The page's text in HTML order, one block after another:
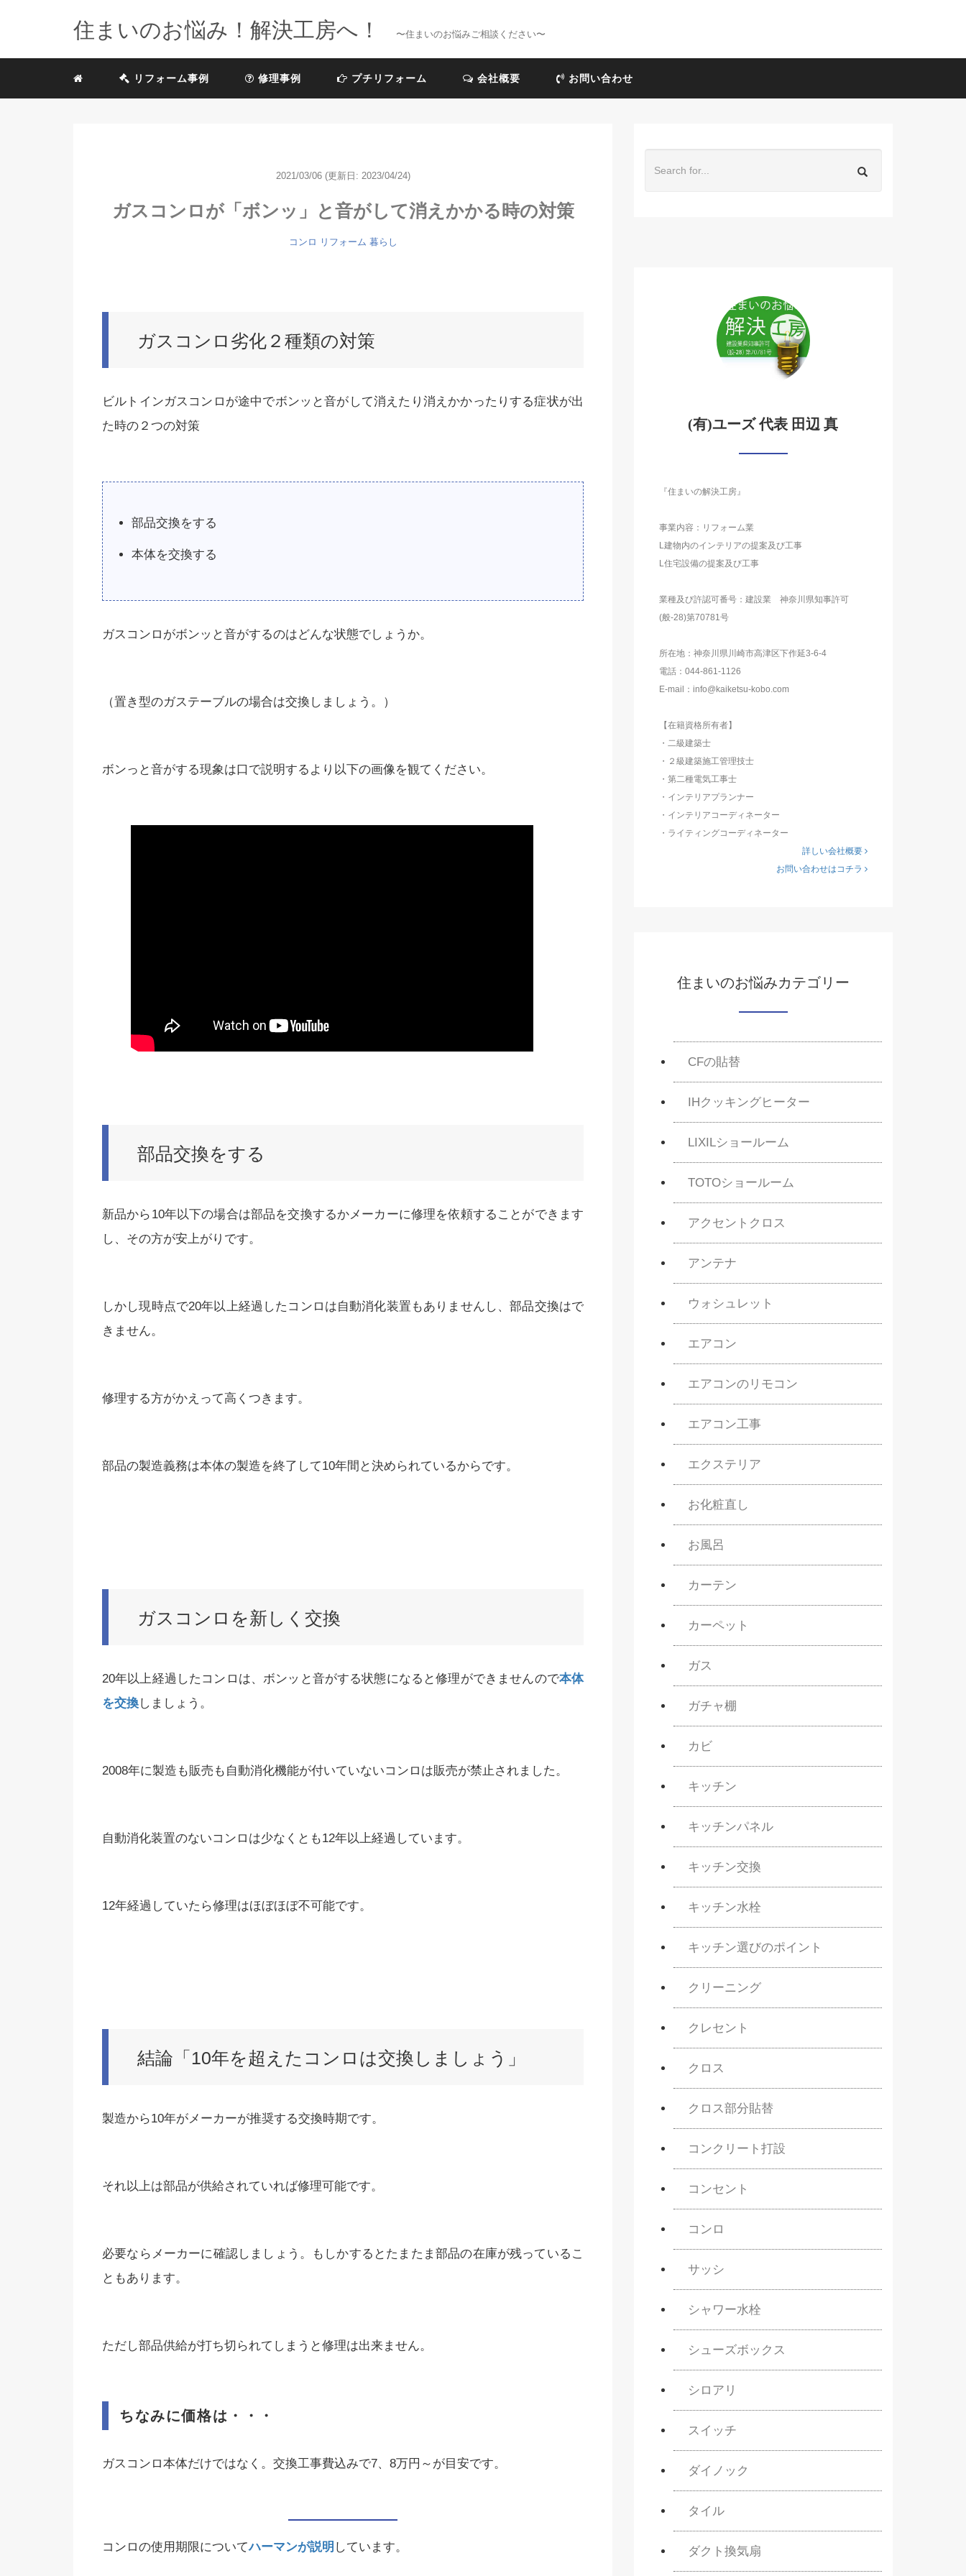
住まいのお悩み！解決工房へ！ 〜住まいのお悩みご相談ください〜
リフォーム事例 修理事例 プチリフォーム 会社概要 お問い合わせ
2021/03/06 (更新日: 2023/04/24)
ガスコンロが「ボンッ」と音がして消えかかる時の対策
コンロ リフォーム 暮らし
ガスコンロ劣化２種類の対策
ビルトインガスコンロが途中でボンッと音がして消えたり消えかかったりする症状が出
た時の２つの対策
部品交換をする
本体を交換する
ガスコンロがボンッと音がするのはどんな状態でしょうか。
（置き型のガステーブルの場合は交換しましょう。）
ボンっと音がする現象は口で説明するより以下の画像を観てください。
部品交換をする
新品から10年以下の場合は部品を交換するかメーカーに修理を依頼することができます
し、その方が安上がりです。
しかし現時点で20年以上経過したコンロは自動消化装置もありませんし、部品交換はで
きません。
修理する方がかえって高くつきます。
部品の製造義務は本体の製造を終了して10年間と決められているからです。
ガスコンロを新しく交換
20年以上経過したコンロは、ボンッと音がする状態になると修理ができませんので本体
を交換しましょう。
2008年に製造も販売も自動消化機能が付いていないコンロは販売が禁止されました。
自動消化装置のないコンロは少なくとも12年以上経過しています。
12年経過していたら修理はほぼほぼ不可能です。
結論「10年を超えたコンロは交換しましょう」
製造から10年がメーカーが推奨する交換時期です。
それ以上は部品が供給されていれば修理可能です。
必要ならメーカーに確認しましょう。もしかするとたまたま部品の在庫が残っているこ
ともあります。
ただし部品供給が打ち切られてしまうと修理は出来ません。
ちなみに価格は・・・
ガスコンロ本体だけではなく。交換工事費込みで7、8万円～が目安です。
コンロの使用期限についてハーマンが説明 しています。
(有)ユーズ 代表 田辺 真
『住まいの解決工房』
事業内容：リフォーム業
L建物内のインテリアの提案及び工事
L住宅設備の提案及び工事
業種及び許認可番号：建設業 神奈川県知事許可
(般-28)第70781号
所在地：神奈川県川崎市高津区下作延3-6-4
電話：044-861-1126
E-mail：info@kaiketsu-kobo.com
【在籍資格所有者】
・二級建築士
・２級建築施工管理技士
・第二種電気工事士
・インテリアプランナー
・インテリアコーディネーター
・ライティングコーディネーター
詳しい会社概要
お問い合わせはコチラ
住まいのお悩みカテゴリー
CFの貼替
IHクッキングヒーター
LIXILショールーム
TOTOショールーム
アクセントクロス
アンテナ
ウォシュレット
エアコン
エアコンのリモコン
エアコン工事
エクステリア
お化粧直し
お風呂
カーテン
カーペット
ガス
ガチャ棚
カビ
キッチン
キッチンパネル
キッチン交換
キッチン水栓
キッチン選びのポイント
クリーニング
クレセント
クロス
クロス部分貼替
コンクリート打設
コンセント
コンロ
サッシ
シャワー水栓
シューズボックス
シロアリ
スイッチ
ダイノック
タイル
ダクト換気扇